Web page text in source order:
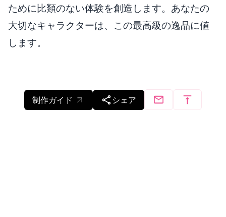
ために比類のない体験を創造します。あなたの
大切なキャラクターは、この最高級の逸品に値
します。
制作ガイド シェア